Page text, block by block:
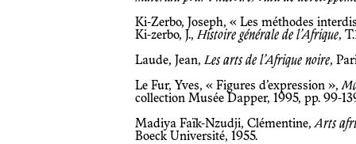
Ki-Zerbo, Joseph, « Les méthodes
Ki-zerbo, J.,Histoire générale de l’Afrique,
Laude, Jean,Les arts de l’Afrique noire,
Le Fur, Yves, « Figures d’expression »,
collection Musée Dapper, 1995, pp. 99-
Madiya Faïk-Nzudji, Clémentine,Arts
Boeck Université, 1955.